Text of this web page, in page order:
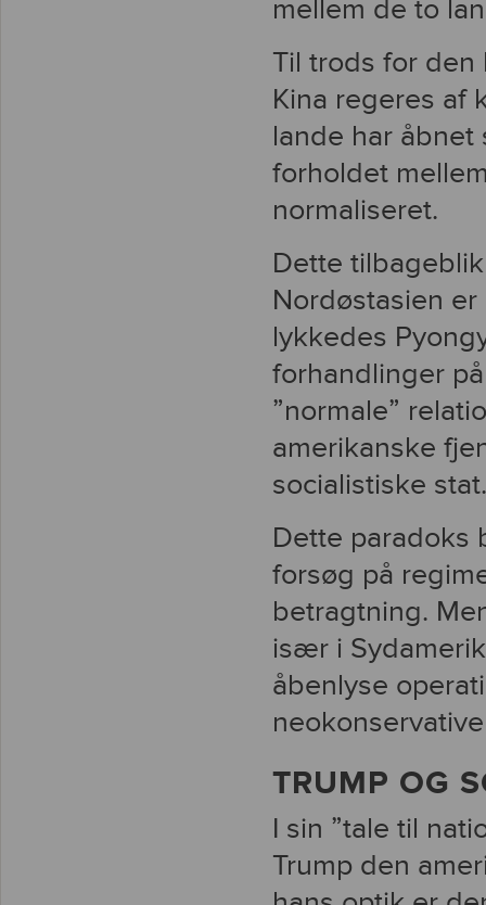
mellem de to
Til trods for
Kina regeres af
lande har
forholdet
normaliseret.
Dette
Nordøstasien
lykkedes
forhandlinger
”normale”
amerikanske
socialistiske stat.
Dette paradoks
forsøg på
betragtning.
især i
åbenlyse
TRUMP OG
I sin ”tale til
Trump den